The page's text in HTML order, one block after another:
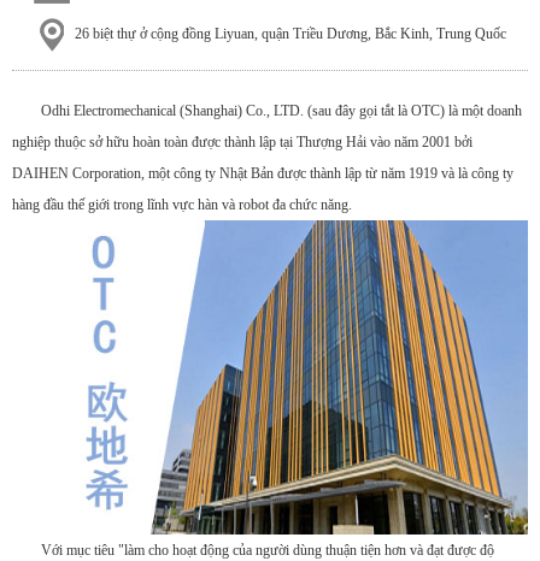
26 biệt thự ở cộng đồng Liyuan, quận Triều Dương, Bắc Kinh, Trung Quốc
Odhi Electromechanical (Shanghai) Co., LTD. (sau đây gọi tắt là OTC) là một doanh
nghiệp thuộc sở hữu hoàn toàn được thành lập tại Thượng Hải vào năm 2001 bởi
DAIHEN Corporation, một công ty Nhật Bản được thành lập từ năm 1919 và là công ty
hàng đầu thế giới trong lĩnh vực hàn và robot đa chức năng.
Với mục tiêu "làm cho hoạt động của người dùng thuận tiện hơn và đạt được độ